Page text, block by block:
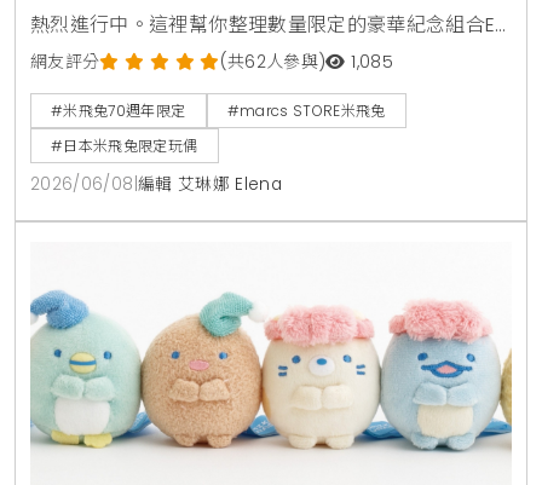
熱烈進行中。這裡幫你整理數量限定的豪華紀念組合E
與F販售資訊，還有最高現折20趴的滿額優惠券，去日
本旅遊順便補貨或是跨海網購等現在才能入手的特別好
康。
網友評分 (共62人參與) 1,085
#米飛兔70週年限定
#marcs STORE米飛兔
#日本米飛兔限定玩偶
2026/06/08 編輯 艾琳娜 Elena